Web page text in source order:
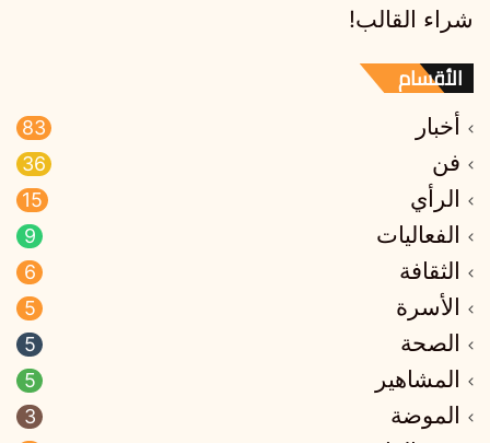
شراء القالب!
الأقسام
أخبار 83
فن 36
الرأي 15
الفعاليات 9
الثقافة 6
الأسرة 5
الصحة 5
المشاهير 5
الموضة 3